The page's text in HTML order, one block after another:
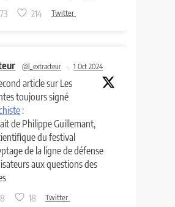
73 214 Twitter
@l_extracteur · 1 Oct 2024
article sur Les
toujours signé
:
de Philippe Guillemant,
du festival
de la ligne de défense
aux questions des
8 18 Twitter